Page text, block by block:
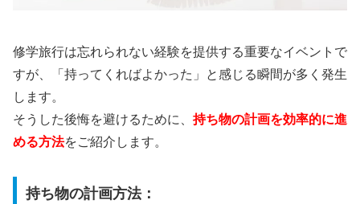
修学旅行は忘れられない経験を提供する重要なイベントで
すが、「持ってくればよかった」と感じる瞬間が多く発生
します。
そうした後悔を避けるために、 持ち物の計画を効率的に進
める方法をご紹介します。
持ち物の計画方法：